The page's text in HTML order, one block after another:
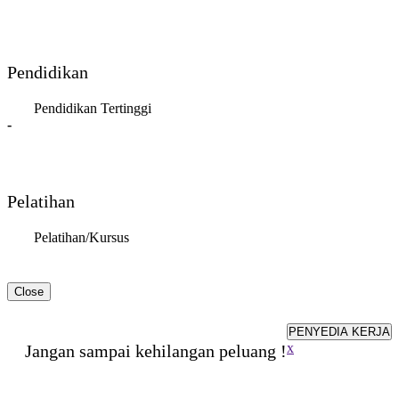
Pendidikan
Pendidikan Tertinggi
-
Pelatihan
Pelatihan/Kursus
Jenis Disabilitas
Close
Jangan sampai kehilangan peluang !
PENYEDIA KERJA
x